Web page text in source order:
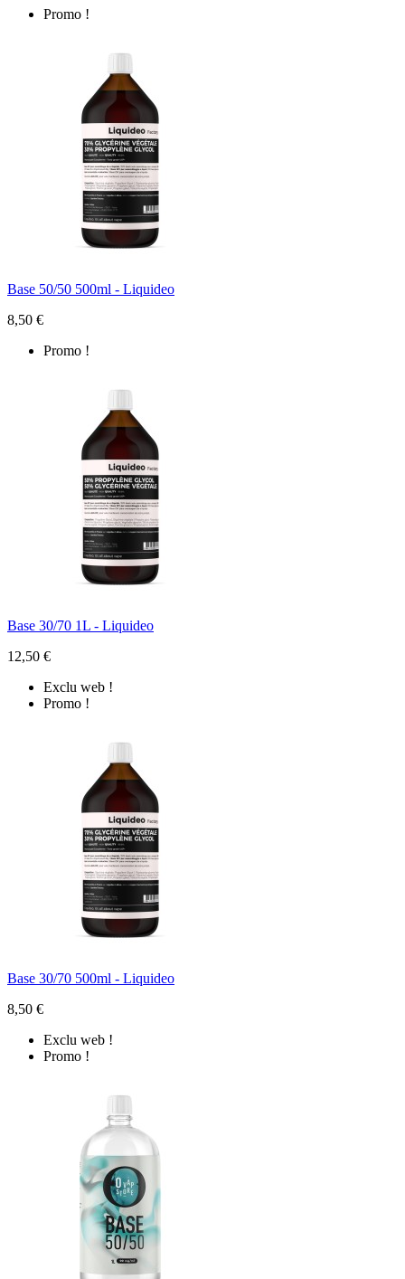
Promo !
Base 50/50 500ml - Liquideo
8,50 €
Promo !
Base 30/70 1L - Liquideo
12,50 €
Exclu web !
Promo !
Base 30/70 500ml - Liquideo
8,50 €
Exclu web !
Promo !